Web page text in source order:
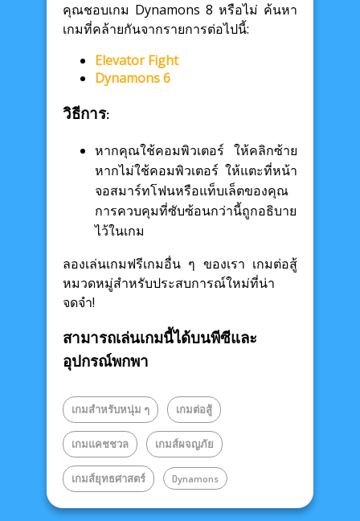
คุณชอบเกม Dynamons 8 หรือไม่ ค้นหา
เกมที่คล้ายกันจากรายการต่อไปนี้:
Elevator Fight
Dynamons 6
วิธีการ:
หากคุณใช้คอมพิวเตอร์ ให้คลิกซ้าย
หากไม่ใช้คอมพิวเตอร์ ให้แตะที่หน้า
จอสมาร์ทโฟนหรือแท็บเล็ตของคุณ
การควบคุมที่ซับซ้อนกว่านี้ถูกอธิบาย
ไว้ในเกม
ลองเล่นเกมฟรีเกมอื่น ๆ ของเรา เกมต่อสู้
หมวดหมู่สำหรับประสบการณ์ใหม่ที่น่า
จดจำ!
สามารถเล่นเกมนี้ได้บนพีซีและ
อุปกรณ์พกพา
เกมสำหรับหนุ่ม ๆ เกมต่อสู้
เกมแคชชวล เกมส์ผจญภัย
เกมส์ยุทธศาสตร์ Dynamons